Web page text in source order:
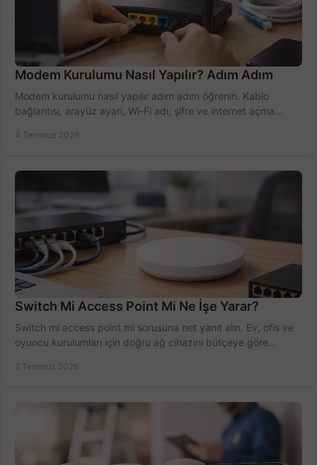
Modem Kurulumu Nasıl Yapılır? Adım Adım
Modem kurulumu nasıl yapılır adım adım öğrenin. Kablo
bağlantısı, arayüz ayarı, Wi-Fi adı, şifre ve internet açma
4 Temmuz 2026
Switch Mi Access Point Mi Ne İşe Yarar?
Switch mi access point mi sorusuna net yanıt alın. Ev, ofis ve
oyuncu kurulumları için doğru ağ cihazını bütçeye göre
2 Temmuz 2026